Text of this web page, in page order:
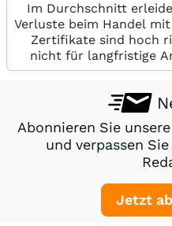
Im Durchschnitt
Verluste beim Handel
Zertifikate sind hoch
nicht für langfristige
Abonnieren Sie
und verpassen
Jetzt